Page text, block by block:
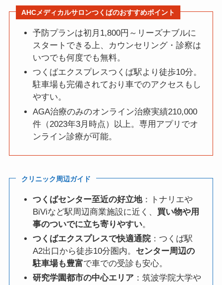
AHCメディカルサロンつくばのおすすめポイント
予防プランは初月1,800円～リーズナブルに
スタートできる上、カウンセリング・診察は
いつでも何度でも無料。
つくばエクスプレスつくば駅より徒歩10分。
駐車場も完備されており車でのアクセスもし
やすい。
AGA治療のみのオンライン治療実績210,000
件（2023年3月時点）以上。専用アプリでオ
ンライン診療が可能。
クリニック周辺ガイド
つくばセンター至近の好立地：トナリエや
BiViなど駅周辺商業施設に近く、 買い物や用
事のついでに立ち寄りやすい。
つくばエクスプレスで快適通院：つくば駅
A2出口から徒歩10分圏内。 センター周辺の
駐車場も豊富で車での受診も安心。
研究学園都市の中心エリア：筑波学院大学や